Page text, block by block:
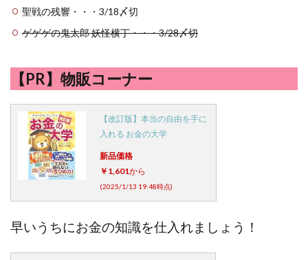
聖戦の残響・・・3/18〆切
ゲゲゲの鬼太郎 妖怪横丁・・・3/28〆切
【PR】物販コーナー
【改訂版】本当の自由を手に
入れる お金の大学
新品価格
￥1,601から
(2025/1/13 19:48時点)
早いうちにお金の知識を仕入れましょう！